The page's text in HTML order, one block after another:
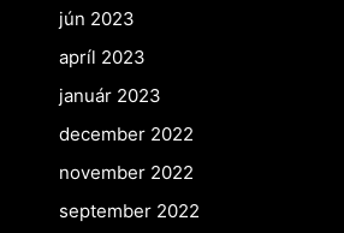
jún 2023
apríl 2023
január 2023
december 2022
november 2022
september 2022